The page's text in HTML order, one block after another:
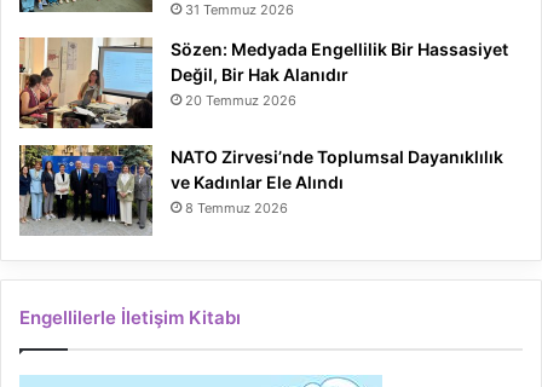
31 Temmuz 2026
Sözen: Medyada Engellilik Bir Hassasiyet
Değil, Bir Hak Alanıdır
20 Temmuz 2026
NATO Zirvesi’nde Toplumsal Dayanıklılık
ve Kadınlar Ele Alındı
8 Temmuz 2026
Engellilerle İletişim Kitabı